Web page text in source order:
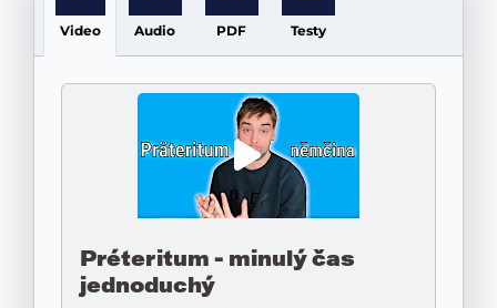
Video Audio PDF Testy
Préteritum - minulý čas
jednoduchý